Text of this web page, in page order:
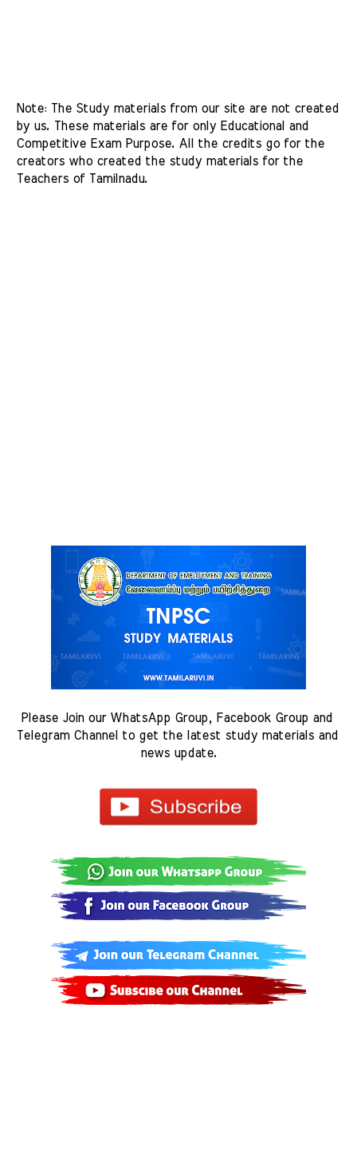
Note: The Study materials from our site are not created
by us. These materials are for only Educational and
Competitive Exam Purpose. All the credits go for the
creators who created the study materials for the
Teachers of Tamilnadu.
Please Join our WhatsApp Group, Facebook Group and
Telegram Channel to get the latest study materials and
news update.